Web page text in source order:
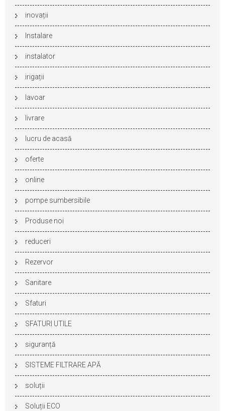
inovații
Instalare
instalator
irigații
lavoar
livrare
lucru de acasă
oferte
online
pompe sumbersibile
Produse noi
reduceri
Rezervor
Sanitare
Sfaturi
SFATURI UTILE
siguranță
SISTEME FILTRARE APĂ
soluții
Soluții ECO